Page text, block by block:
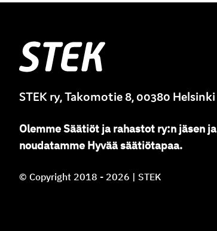
Stek
STEK ry, Takomotie 8, 00380 Helsinki
OlemmeSäätiöt ja rahastot ry:n jäsen ja
noudatamme Hyvää säätiötapaa.
© Copyright 2018 - 2026 | STEK